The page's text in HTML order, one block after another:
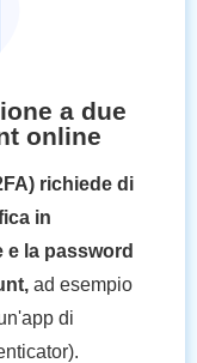
a due
online
richiede di
in
la password
ad esempio
di